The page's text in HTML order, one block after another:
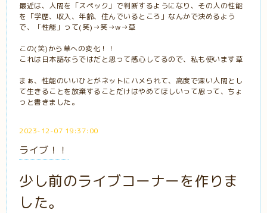
最近は、人間を「スペック」で判断するようになり、その人の性能
を「学歴、収入、年齢、住んでいるところ」なんかで決めるよう
で、「性能」って(笑)→笑→w→草
この(笑)から草への変化！！
これは日本語ならではだと思って感心してるので、私も使います草
まぁ、性能のいいひとがネットにハメられて、高度で深い人間とし
て生きることを放棄することだけはやめてほしいって思って、ちょ
っと書きました。
2023-12-07 19:37:00
ライブ！！
少し前のライブコーナーを作りま
した。